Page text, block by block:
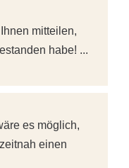
mitteilen,
habe! ...
es möglich,
einen